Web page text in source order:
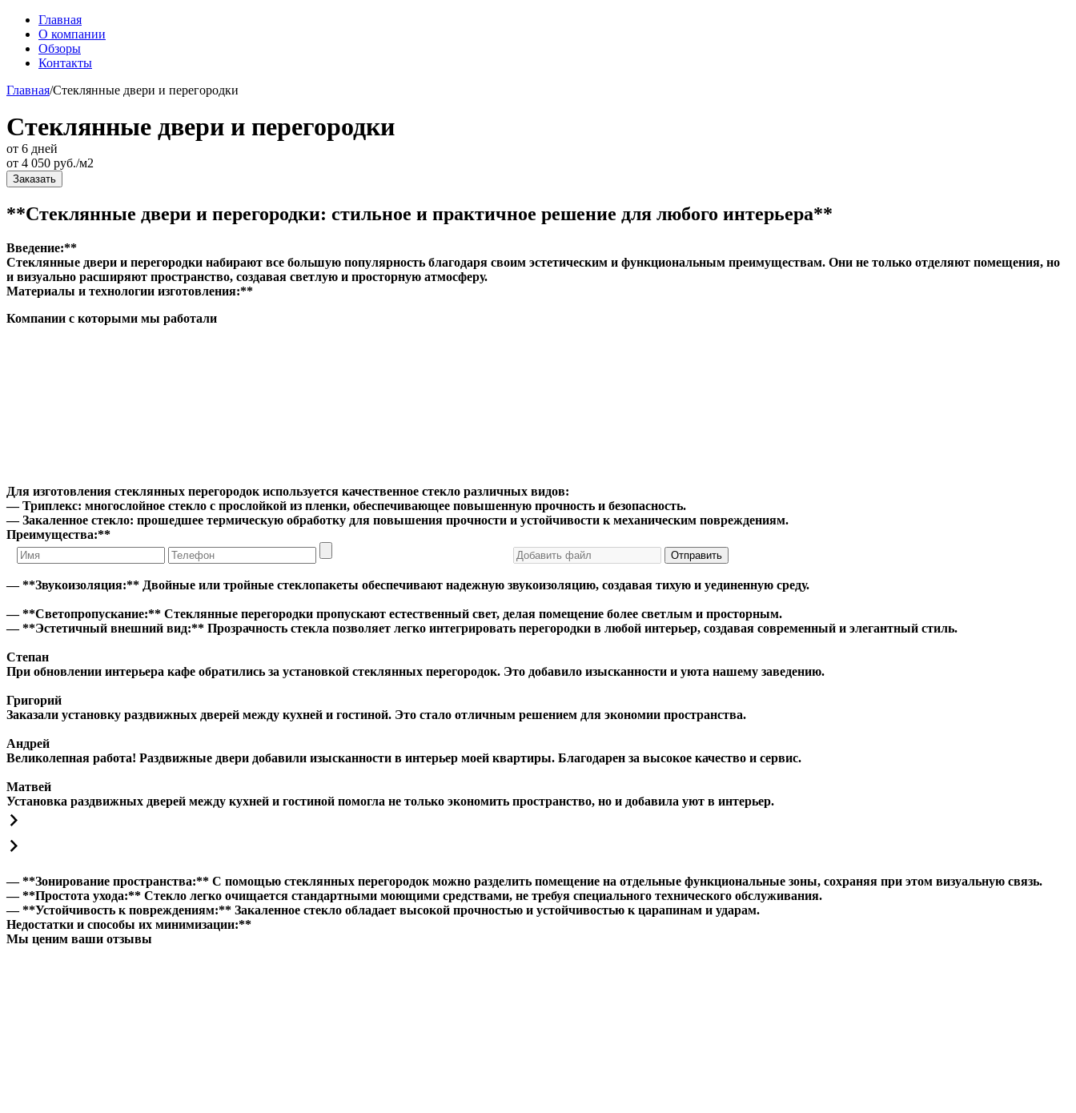
Главная
О компании
Обзоры
Контакты
Главная/Стеклянные двери и перегородки
Стеклянные двери и перегородки
от 6 дней
от 4 050 руб./м2
Заказать
**Стеклянные двери и перегородки: стильное и практичное решение для любого интерьера**
Введение:**
Стеклянные двери и перегородки набирают все большую популярность благодаря своим эстетическим и функциональным преимуществам. Они не только отделяют помещения, но
и визуально расширяют пространство, создавая светлую и просторную атмосферу.
Материалы и технологии изготовления:**
Компании с которыми мы работали
Для изготовления стеклянных перегородок используется качественное стекло различных видов:
— Триплекс: многослойное стекло с прослойкой из пленки, обеспечивающее повышенную прочность и безопасность.
— Закаленное стекло: прошедшее термическую обработку для повышения прочности и устойчивости к механическим повреждениям.
Преимущества:**
Отправить
— **Звукоизоляция:** Двойные или тройные стеклопакеты обеспечивают надежную звукоизоляцию, создавая тихую и уединенную среду.
— **Светопропускание:** Стеклянные перегородки пропускают естественный свет, делая помещение более светлым и просторным.
— **Эстетичный внешний вид:** Прозрачность стекла позволяет легко интегрировать перегородки в любой интерьер, создавая современный и элегантный стиль.
Степан
При обновлении интерьера кафе обратились за установкой стеклянных перегородок. Это добавило изысканности и уюта нашему заведению.
Григорий
Заказали установку раздвижных дверей между кухней и гостиной. Это стало отличным решением для экономии пространства.
Андрей
Великолепная работа! Раздвижные двери добавили изысканности в интерьер моей квартиры. Благодарен за высокое качество и сервис.
Матвей
Установка раздвижных дверей между кухней и гостиной помогла не только экономить пространство, но и добавила уют в интерьер.
— **Зонирование пространства:** С помощью стеклянных перегородок можно разделить помещение на отдельные функциональные зоны, сохраняя при этом визуальную связь.
— **Простота ухода:** Стекло легко очищается стандартными моющими средствами, не требуя специального технического обслуживания.
— **Устойчивость к повреждениям:** Закаленное стекло обладает высокой прочностью и устойчивостью к царапинам и ударам.
Недостатки и способы их минимизации:**
Мы ценим ваши отзывы